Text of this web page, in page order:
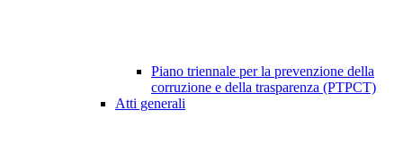
Piano triennale per la prevenzione della
corruzione e della trasparenza (PTPCT)
Atti generali